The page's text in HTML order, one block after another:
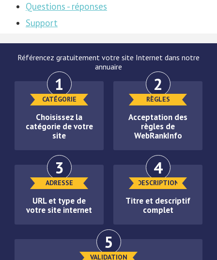
Questions - réponses
Support
Référencez gratuitement votre site Internet dans notre
annuaire
1
CATÉGORIE
Choisissez la
catégorie de votre
site
2
RÈGLES
Acceptation des
règles de
WebRankInfo
3
ADRESSE
URL et type de
votre site internet
4
DESCRIPTION
Titre et descriptif
complet
5
VALIDATION